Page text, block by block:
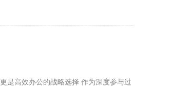
是高效办公的战略选择 作为深度参与过